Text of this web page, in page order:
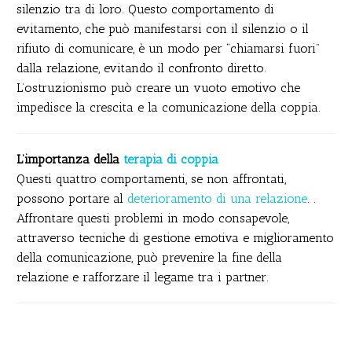
silenzio tra di loro. Questo comportamento di
evitamento, che può manifestarsi con il silenzio o il
rifiuto di comunicare, è un modo per “chiamarsi fuori”
dalla relazione, evitando il confronto diretto.
L’ostruzionismo può creare un vuoto emotivo che
impedisce la crescita e la comunicazione della coppia.
L’importanza della terapia di coppia
Questi quattro comportamenti, se non affrontati,
possono portare al deterioramento di una relazione. .
Affrontare questi problemi in modo consapevole,
attraverso tecniche di gestione emotiva e miglioramento
della comunicazione, può prevenire la fine della
relazione e rafforzare il legame tra i partner.